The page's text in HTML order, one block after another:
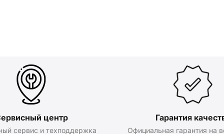
центр
сервис и техподдержка
Гарантия
Официальная гарантия на